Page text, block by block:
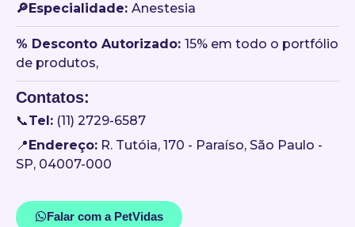
🔎Especialidade: Anestesia
󠀥% Desconto Autorizado: 15% em todo o portfólio
de produtos,
Contatos:
📞Tel: (11) 2729-6587
📍 Endereço: R. Tutóia, 170 - Paraíso, São Paulo -
SP, 04007-000
Falar com a PetVidas